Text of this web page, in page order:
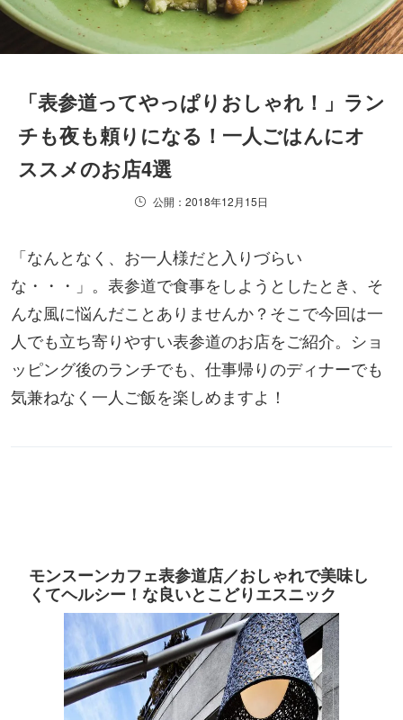
「表参道ってやっぱりおしゃれ！」ラン
チも夜も頼りになる！一人ごはんにオ
ススメのお店4選
公開：2018年12月15日
「なんとなく、お一人様だと入りづらい
な・・・」。表参道で食事をしようとしたとき、そ
んな風に悩んだことありませんか？そこで今回は一
人でも立ち寄りやすい表参道のお店をご紹介。ショ
ッピング後のランチでも、仕事帰りのディナーでも
気兼ねなく一人ご飯を楽しめますよ！
モンスーンカフェ表参道店／おしゃれで美味し
くてヘルシー！な良いとこどりエスニック